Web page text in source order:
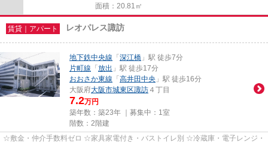
面積：20.81㎡
賃貸｜アパート レオパレス諏訪
地下鉄中央線 「 深江橋 」駅 徒歩7分
片町線 「 放出 」駅 徒歩17分
おおさか東線 「 高井田中央 」駅 徒歩16分
大阪府大阪市城東区諏訪 ４丁目
7.2万円
築年数：築23年 ｜募集中： 1室
階数：2階建
☆敷金・仲介手数料ゼロ ☆家具家電付き・バストイレ別 ☆冷蔵庫・電子レンジ・